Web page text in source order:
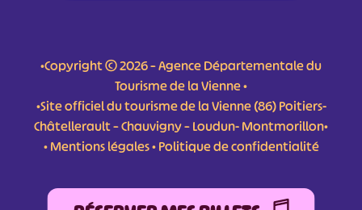
•Copyright © 2026 – Agence Départementale du
Tourisme de la Vienne •
•Site officiel du tourisme de la Vienne (86) Poitiers-
Châtellerault – Chauvigny – Loudun- Montmorillon•
•Mentions légales•Politique de confidentialité